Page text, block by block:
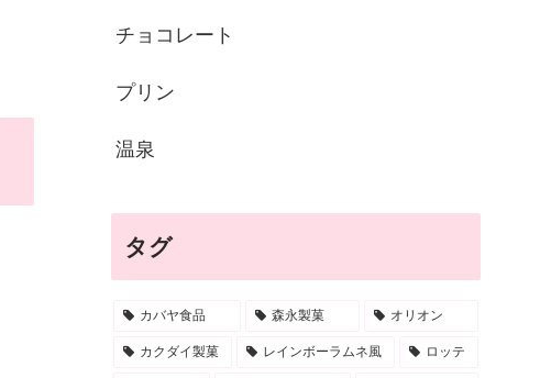
チョコレート
プリン
温泉
タグ
カバヤ食品 森永製菓 オリオン
カクダイ製菓 レインボーラムネ風 ロッテ